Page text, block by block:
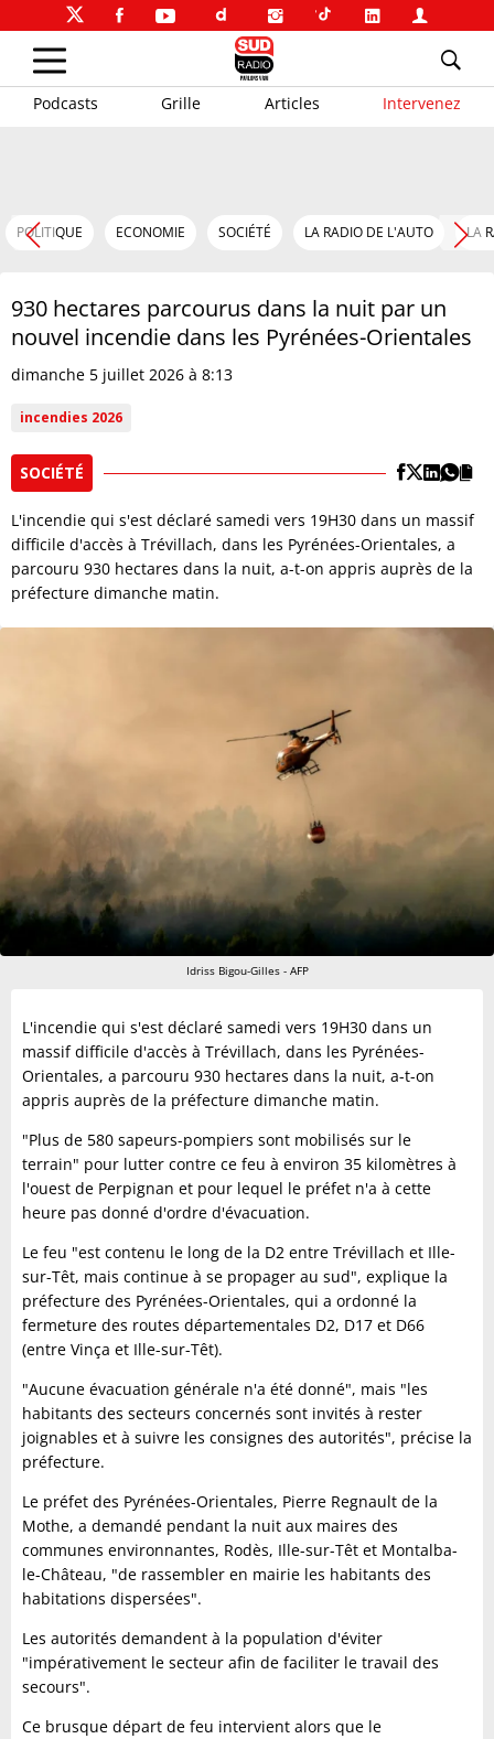
Podcasts Grille Articles Intervenez
POLITIQUE ECONOMIE SOCIÉTÉ LA RADIO DE L'AUTO LA
930 hectares parcourus dans la nuit par un
nouvel incendie dans les Pyrénées-Orientales
dimanche 5 juillet 2026 à 8:13
incendies 2026
SOCIÉTÉ
L'incendie qui s'est déclaré samedi vers 19H30 dans un massif
difficile d'accès à Trévillach, dans les Pyrénées-Orientales, a
parcouru 930 hectares dans la nuit, a-t-on appris auprès de la
préfecture dimanche matin.
Idriss Bigou-Gilles - AFP
L'incendie qui s'est déclaré samedi vers 19H30 dans un
massif difficile d'accès à Trévillach, dans les Pyrénées-
Orientales, a parcouru 930 hectares dans la nuit, a-t-on
appris auprès de la préfecture dimanche matin.
"Plus de 580 sapeurs-pompiers sont mobilisés sur le
terrain" pour lutter contre ce feu à environ 35 kilomètres à
l'ouest de Perpignan et pour lequel le préfet n'a à cette
heure pas donné d'ordre d'évacuation.
Le feu "est contenu le long de la D2 entre Trévillach et Ille-
sur-Têt, mais continue à se propager au sud", explique la
préfecture des Pyrénées-Orientales, qui a ordonné la
fermeture des routes départementales D2, D17 et D66
(entre Vinça et Ille-sur-Têt).
"Aucune évacuation générale n'a été donné", mais "les
habitants des secteurs concernés sont invités à rester
joignables et à suivre les consignes des autorités", précise la
préfecture.
Le préfet des Pyrénées-Orientales, Pierre Regnault de la
Mothe, a demandé pendant la nuit aux maires des
communes environnantes, Rodès, Ille-sur-Têt et Montalba-
le-Château, "de rassembler en mairie les habitants des
habitations dispersées".
Les autorités demandent à la population d'éviter
"impérativement le secteur afin de faciliter le travail des
secours".
Ce brusque départ de feu intervient alors que le